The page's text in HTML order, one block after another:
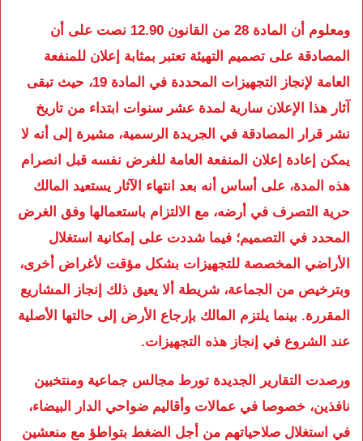
ومعلوم أن المادة 28 من القانون 12.90 نصت على أن
المصادقة على تصميم التهيئة تعتبر بمثابة إعلان للمنفعة
العامة لإنجاز التجهيزات المحددة في المادة 19، حيث تبقى
آثار هذا الإعلان سارية لمدة عشر سنوات ابتداء من تاريخ
نشر قرار المصادقة في الجريدة الرسمية، مشيرة إلى أنه لا
يمكن إعادة إعلان المنفعة العامة للغرض نفسه قبل انصرام
هذه المدة، على أساس أنه بعد انتهاء الآثار يستعيد المالك
حرية التصرف في أرضه، مع الالتزام باستعمالها وفق الغرض
المحدد في التصميم؛ فيما شددت على إمكانية استغلال
الأراضي المخصصة للتجهيزات بشكل مؤقت لأغراض أخرى،
وبترخيص من الجماعة، شريطة ألا يعيق ذلك إنجاز المشاريع
المقررة. بينما يلتزم المالك بإرجاع الأرض إلى حالتها الأصلية
عند الشروع في إنجاز هذه التجهيزات.
ورصدت التقارير الجديدة تورط مجالس جماعية ومنتخبين
نافذين، خصوصا في عمالات وأقاليم ضواحي الدار البيضاء،
في استغلال صلاحياتهم من أجل الضغط بتواطؤ مع منعشين